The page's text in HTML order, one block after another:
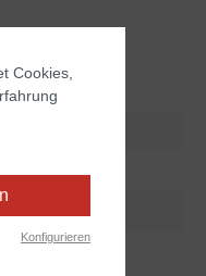
3-86699-222-1
Cookies,
Konfigurieren